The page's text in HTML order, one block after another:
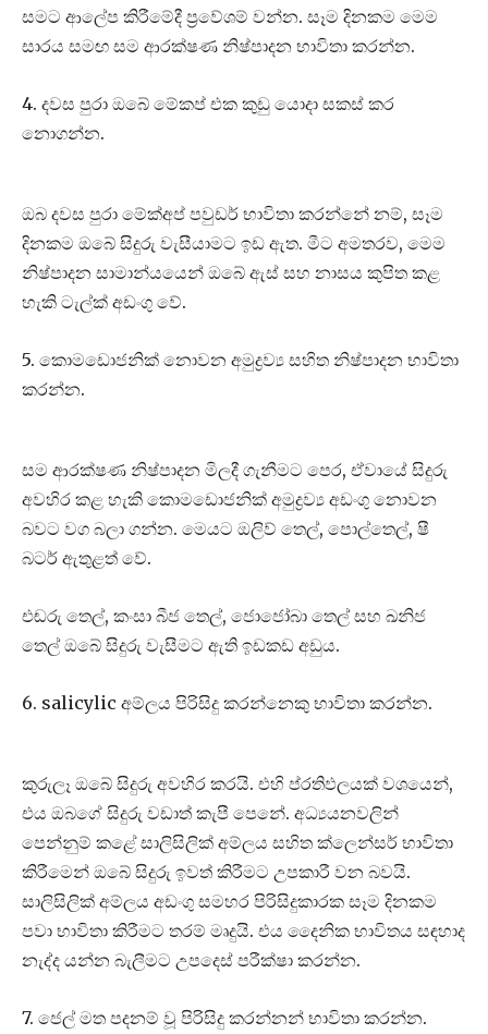
සමට ආලේප කිරීමේදී ප්‍රවේශම් වන්න. සෑම දිනකම මෙම
සාරය සමඟ සම ආරක්ෂණ නිෂ්පාදන භාවිතා කරන්න.
4. දවස පුරා ඔබේ මේකප් එක කුඩු යොදා සකස් කර
නොගන්න.
ඔබ දවස පුරා මේක්අප් පවුඩර් භාවිතා කරන්නේ නම්, සෑම
දිනකම ඔබේ සිදුරු වැසීයාමට ඉඩ ඇත. මීට අමතරව, මෙම
නිෂ්පාදන සාමාන්යයෙන් ඔබේ ඇස් සහ නාසය කුපිත කළ
හැකි ටැල්ක් අඩංගු වේ.
5. කොමඩොජනික් නොවන අමුද්‍රව්‍ය සහිත නිෂ්පාදන භාවිතා
කරන්න.
සම ආරක්ෂණ නිෂ්පාදන මිලදී ගැනීමට පෙර, ඒවායේ සිදුරු
අවහිර කළ හැකි කොමඩොජනික් අමුද්‍රව්‍ය අඩංගු නොවන
බවට වග බලා ගන්න. මෙයට ඔලිව් තෙල්, පොල්තෙල්, ෂී
බටර් ඇතුළත් වේ.
එඬරු තෙල්, කංසා බීජ තෙල්, ජොජෝබා තෙල් සහ ඛනිජ
තෙල් ඔබේ සිදුරු වැසීමට ඇති ඉඩකඩ අඩුය.
6. salicylic අම්ලය පිරිසිදු කරන්නෙකු භාවිතා කරන්න.
කුරුලෑ ඔබේ සිදුරු අවහිර කරයි. එහි ප්රතිඵලයක් වශයෙන්,
එය ඔබගේ සිදුරු වඩාත් කැපී පෙනේ. අධ්‍යයනවලින්
පෙන්නුම් කළේ සාලිසිලික් අම්ලය සහිත ක්ලෙන්සර් භාවිතා
කිරීමෙන් ඔබේ සිදුරු ඉවත් කිරීමට උපකාරී වන බවයි.
සාලිසිලික් අම්ලය අඩංගු සමහර පිරිසිදුකාරක සෑම දිනකම
පවා භාවිතා කිරීමට තරම් මෘදුයි. එය දෛනික භාවිතය සඳහාද
නැද්ද යන්න බැලීමට උපදෙස් පරීක්ෂා කරන්න.
7. ජෙල් මත පදනම් වූ පිරිසිදු කරන්නන් භාවිතා කරන්න.